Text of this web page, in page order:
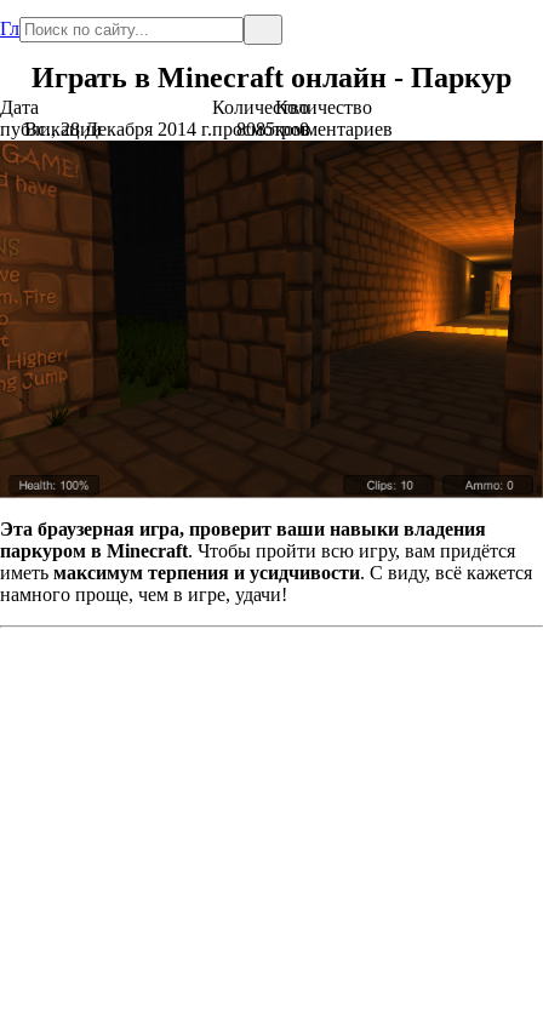
Главная
Играть в Minecraft онлайн - Паркур
Дата
публикации
Вс., 28 Декабря 2014 г.
Количество
просмотров
8085
Количество
комментариев
0
Эта браузерная игра, проверит ваши навыки владения
паркуром в Minecraft. Чтобы пройти всю игру, вам придётся
иметь максимум терпения и усидчивости. С виду, всё кажется
намного проще, чем в игре, удачи!